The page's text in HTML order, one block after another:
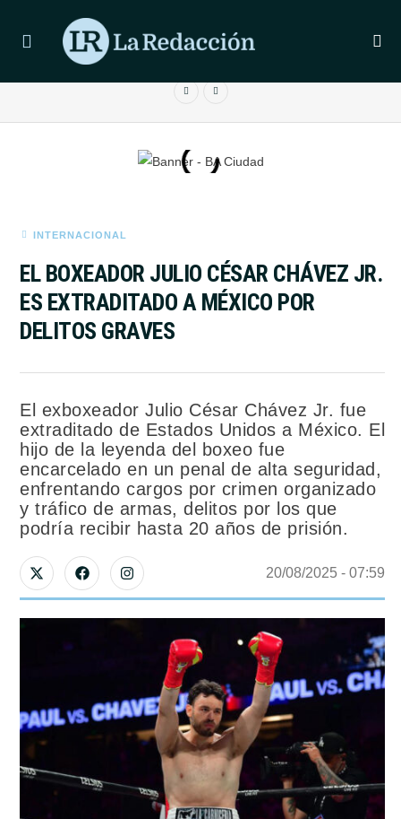
ÚLTIMAS NOTICIAS
ELIANA GUERCIO CRITICÓ A LA MADRE DE JUANICAR TRAS
INTERNACIONAL
EL BOXEADOR JULIO CÉSAR CHÁVEZ JR.
ES EXTRADITADO A MÉXICO POR
DELITOS GRAVES
El exboxeador Julio César Chávez Jr. fue
extraditado de Estados Unidos a México. El
hijo de la leyenda del boxeo fue
encarcelado en un penal de alta seguridad,
enfrentando cargos por crimen organizado
y tráfico de armas, delitos por los que
podría recibir hasta 20 años de prisión.
20/08/2025 - 07:59